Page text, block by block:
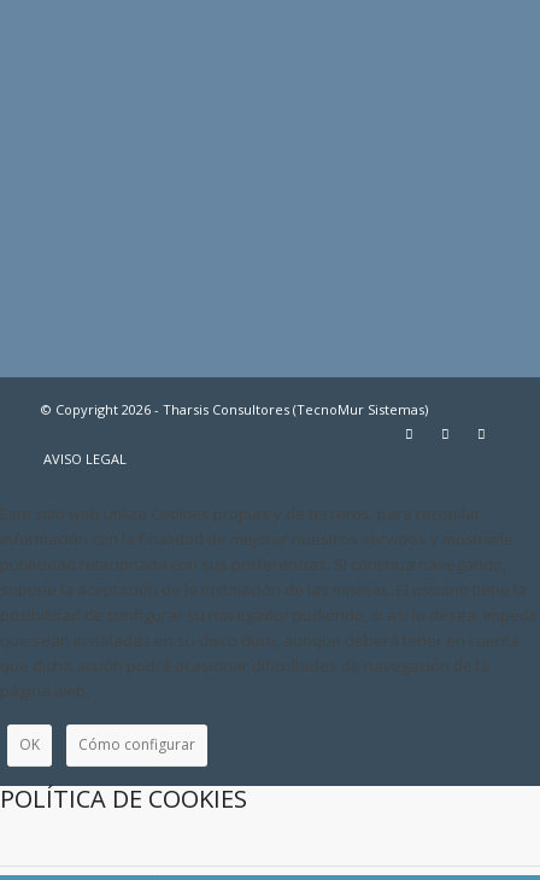
© Copyright 2026 - Tharsis Consultores (TecnoMur Sistemas)
AVISO LEGAL
Este sitio web utiliza Cookies propias y de terceros, para recopilar
información con la finalidad de mejorar nuestros servicios y mostrarle
publicidad relacionada con sus preferencias. Si continua navegando,
supone la aceptación de la instalación de las mismas. El usuario tiene la
posibilidad de configurar su navegador pudiendo, si así lo desea, impedir
que sean instaladas en su disco duro, aunque deberá tener en cuenta
que dicha acción podrá ocasionar dificultades de navegación de la
página web.
OK Cómo configurar
POLÍTICA DE COOKIES